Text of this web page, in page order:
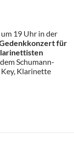
19 Uhr in der
für
Schumann-
Klarinette
Konzert für